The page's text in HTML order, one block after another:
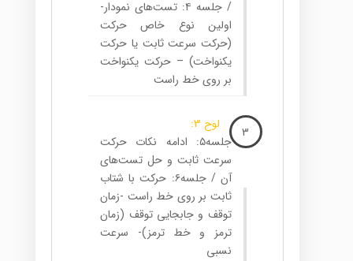
/ جلسه ۴: تست‌های نمودار-
اولین نوع خاص حرکت
(حرکت سرعت ثابت یا حرکت
یکنواخت) – حرکت یکنواخت
بر روی خط راست
3
لوح 3:
جلسه۵: ادامه نکات حرکت
سرعت ثابت و حل تست‌های
آن / جلسه۶: حرکت با شتاب
ثابت بر روی خط راست -زمان
توقف و جابجایی توقف (زمان
ترمز و خط ترمز)- سرعت
نسبی